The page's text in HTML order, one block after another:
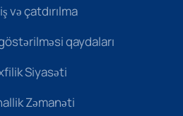
və çatdırılma
qaydaları
Siyasəti
Zəmanəti